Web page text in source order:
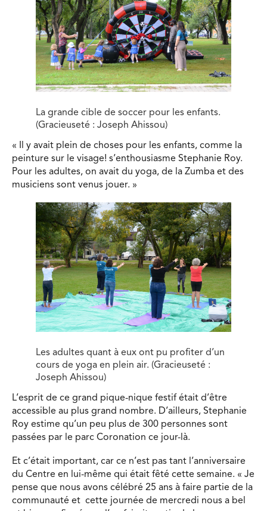
La grande cible de soccer pour les enfants.
(Gracieuseté : Joseph Ahissou)
« Il y avait plein de choses pour les enfants, comme la
peinture sur le visage! s’enthousiasme Stephanie Roy.
Pour les adultes, on avait du yoga, de la Zumba et des
musiciens sont venus jouer. »
Les adultes quant à eux ont pu profiter d’un
cours de yoga en plein air. (Gracieuseté :
Joseph Ahissou)
L’esprit de ce grand pique-nique festif était d’être
accessible au plus grand nombre. D’ailleurs, Stephanie
Roy estime qu’un peu plus de 300 personnes sont
passées par le parc Coronation ce jour-là.
Et c’était important, car ce n’est pas tant l’anniversaire
du Centre en lui-même qui était fêté cette semaine. « Je
pense que nous avons célébré 25 ans à faire partie de la
communauté et cette journée de mercredi nous a bel